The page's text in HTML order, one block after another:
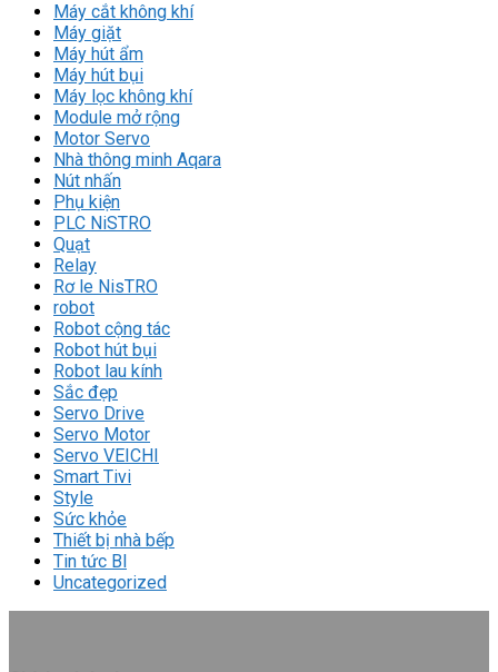
Máy cắt không khí
Máy giặt
Máy hút ẩm
Máy hút bụi
Máy lọc không khí
Module mở rộng
Motor Servo
Nhà thông minh Aqara
Nút nhấn
Phụ kiện
PLC NiSTRO
Quạt
Relay
Rơ le NisTRO
robot
Robot cộng tác
Robot hút bụi
Robot lau kính
Sắc đẹp
Servo Drive
Servo Motor
Servo VEICHI
Smart Tivi
Style
Sức khỏe
Thiết bị nhà bếp
Tin tức Bl
Uncategorized